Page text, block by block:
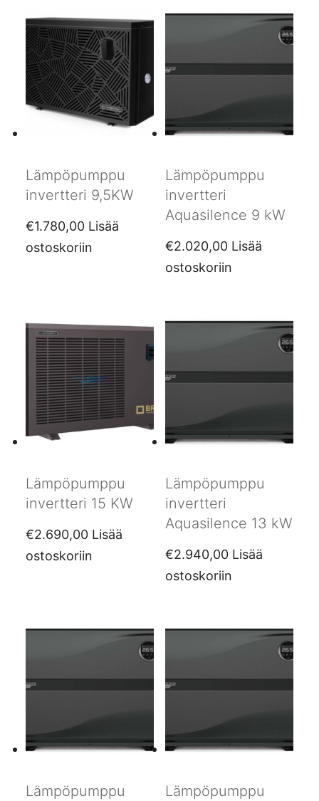
Lämpöpumppu
invertteri 9,5KW
€1.780,00 Lisää
ostoskoriin
Lämpöpumppu
invertteri
Aquasilence 9 kW
€2.020,00 Lisää
ostoskoriin
Lämpöpumppu
invertteri 15 KW
€2.690,00 Lisää
ostoskoriin
Lämpöpumppu
invertteri
Aquasilence 13 kW
€2.940,00 Lisää
ostoskoriin
Lämpöpumppu
Lämpöpumppu